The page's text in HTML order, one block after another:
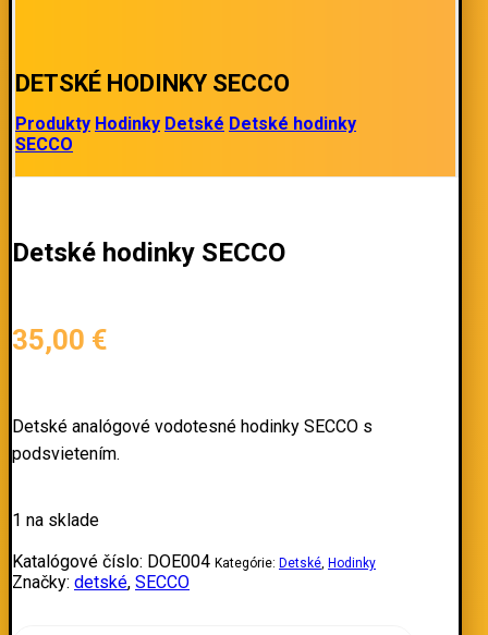
DETSKÉ HODINKY SECCO
Produkty Hodinky Detské Detské hodinky
SECCO
Detské hodinky SECCO
35,00 €
Detské analógové vodotesné hodinky SECCO s
podsvietením.
1 na sklade
Katalógové číslo: DOE004 Kategórie: Detské, Hodinky
Značky: detské, SECCO